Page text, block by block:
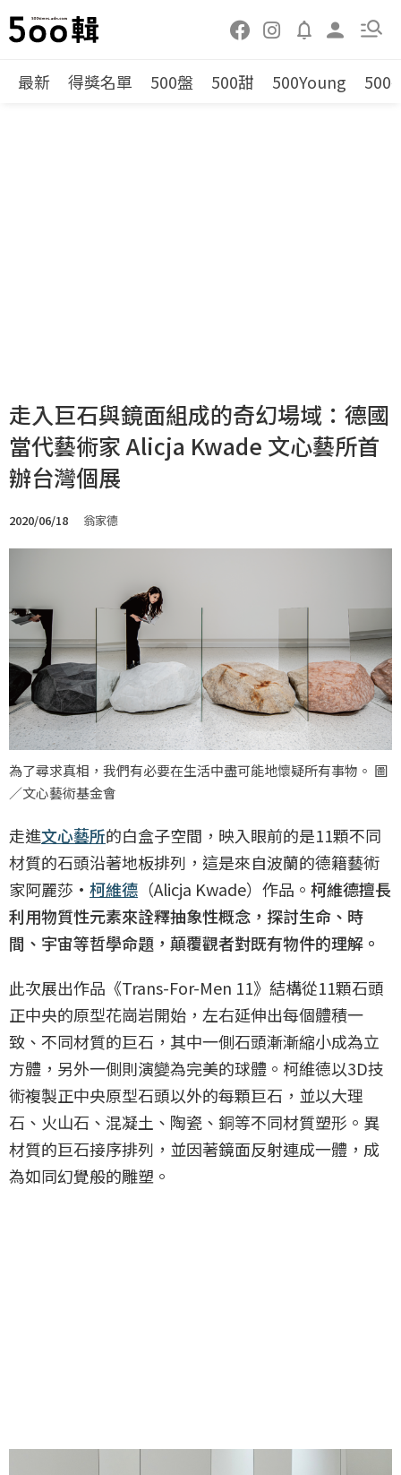
最新 得獎名單 500盤 500甜 500Young 500
走入巨石與鏡面組成的奇幻場域：德國
當代藝術家 Alicja Kwade 文心藝所首
辦台灣個展
2020/06/18 翁家德
為了尋求真相，我們有必要在生活中盡可能地懷疑所有事物。 圖
／文心藝術基金會
走進文心藝所的白盒子空間，映入眼前的是11顆不同
材質的石頭沿著地板排列，這是來自波蘭的德籍藝術
家阿麗莎· 柯維德 （Alicja Kwade）作品。 柯維德擅長
利用物質性元素來詮釋抽象性概念，探討生命、時
間、宇宙等哲學命題，顛覆觀者對既有物件的理解。
此次展出作品《Trans-For-Men 11》結構從11顆石頭
正中央的原型花崗岩開始，左右延伸出每個體積一
致、不同材質的巨石，其中一側石頭漸漸縮小成為立
方體，另外一側則演變為完美的球體。柯維德以3D技
術複製正中央原型石頭以外的每顆巨石，並以大理
石、火山石、混凝土、陶瓷、銅等不同材質塑形。異
材質的巨石接序排列，並因著鏡面反射連成一體，成
為如同幻覺般的雕塑。